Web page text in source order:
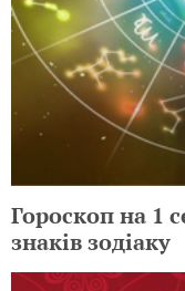
Гороскоп на 1
знаків зодіаку